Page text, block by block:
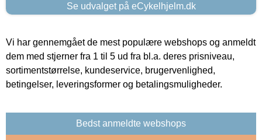
Se udvalget på eCykelhjelm.dk
Vi har gennemgået de mest populære webshops og anmeldt
dem med stjerner fra 1 til 5 ud fra bl.a. deres prisniveau,
sortimentstørrelse, kundeservice, brugervenlighed,
betingelser, leveringsformer og betalingsmuligheder.
Bedst anmeldte webshops